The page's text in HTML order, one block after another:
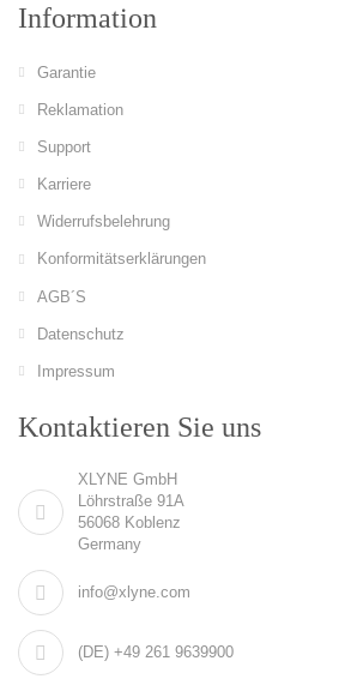
Information
Garantie
Reklamation
Support
Karriere
Widerrufsbelehrung
Konformitätserklärungen
AGB´S
Datenschutz
Impressum
Kontaktieren Sie uns
XLYNE GmbH
Löhrstraße 91A
56068 Koblenz
Germany
info@xlyne.com
(DE) +49 261 9639900